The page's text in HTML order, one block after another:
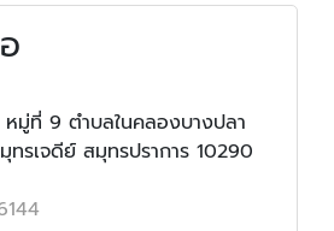
มู่ที่ 9 ตำบลในคลองบางปลา
ทรเจดีย์ สมุทรปราการ 10290